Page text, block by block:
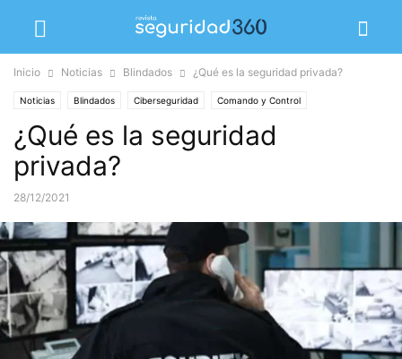
Inicio Noticias Blindados ¿Qué es la seguridad privada?
Noticias Blindados Ciberseguridad Comando y Control
Comunicaciones Control de Accesos Destacados
Detección de Incendios Drones Videovigilancia
¿Qué es la seguridad
privada?
28/12/2021